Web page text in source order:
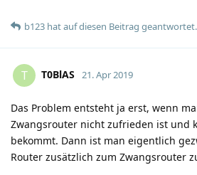
b123 hatauf diesen Beitrag geantwortet.
T T0BlAS 21. Apr 2019
Das Problem entsteht ja erst, wenn
Zwangsrouter nicht zufrieden ist und
bekommt. Dann ist man eigentlich
Router zusätzlich zum Zwangsrouter